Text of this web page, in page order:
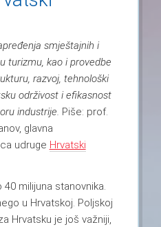
smještajnih i
turizmu, kao i provedbe
razvoj, tehnološki
održivost i efikasnost
industrije. Piše: prof.
, glavna
udruge Hrvatski
40 milijuna stanovnika.
u Hrvatskoj. Poljskoj
Hrvatsku je još važniji,